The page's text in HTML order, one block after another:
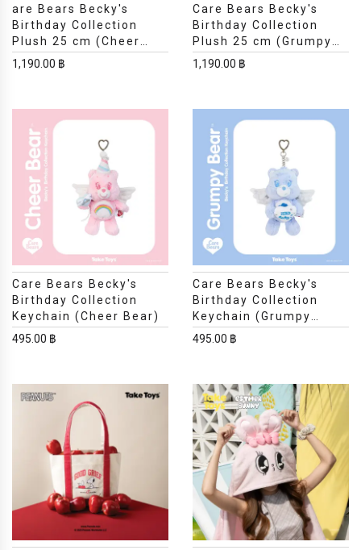
are Bears Becky's
Birthday Collection
Plush 25 cm (Cheer
Bear)
1,190.00 ฿
Care Bears Becky's
Birthday Collection
Plush 25 cm (Grumpy
Bear)
1,190.00 ฿
Care Bears Becky's
Birthday Collection
Keychain (Cheer Bear)
495.00 ฿
Care Bears Becky's
Birthday Collection
Keychain (Grumpy
Bear)
495.00 ฿